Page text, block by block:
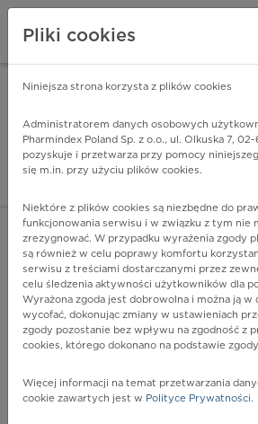
Pharmindex -
ZALOGUJ SIĘ
POKAŻ
Pliki cookies
Niniejsza strona korzysta z plików cookies
Administratorem danych osobowych
Pharmindex Poland Sp. z o.o., ul. Olkuska 7,
pozyskuje i przetwarza przy pomocy
się m.in. przy użyciu plików cookies.
Niektóre z plików cookies są niezbędne do
funkcjonowania serwisu i w związku z tym nie
zrezygnować. W przypadku wyrażenia zgody
są również w celu poprawy komfortu
serwisu z treściami dostarczanymi przez
celu śledzenia aktywności użytkowników dla
Wyrażona zgoda jest dobrowolna i można ją
wycofać, dokonując zmiany w ustawieniach
zgody pozostanie bez wpływu na zgodność z
cookies, którego dokonano na podstawie
Więcej informacji na temat przetwarzania
cookie zawartych jest w Polityce Prywatności.
ZA DARMO - w Google Play